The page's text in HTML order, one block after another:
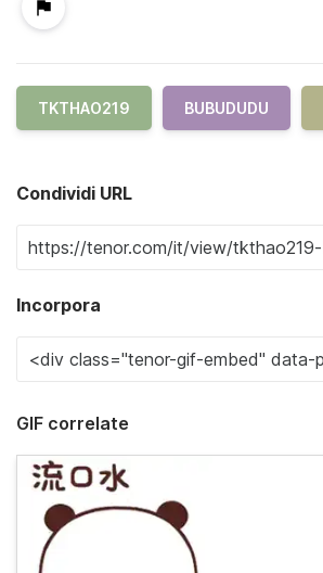
TKTHAO219 BUBUDUDU
Condividi URL
Incorpora
GIF correlate